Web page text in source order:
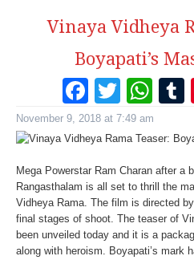
Vinaya Vidheya
Boyapati’s
November 9, 2018 at 7:49 am
Mega Powerstar Ram Charan after a
Rangasthalam is all set to thrill the
Vidheya Rama. The film is directed
final stages of shoot. The teaser of
been unveiled today and it is a
along with heroism. Boyapati’s mark